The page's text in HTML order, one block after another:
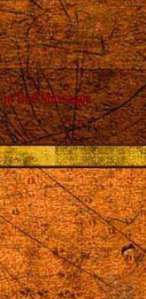
God Messages